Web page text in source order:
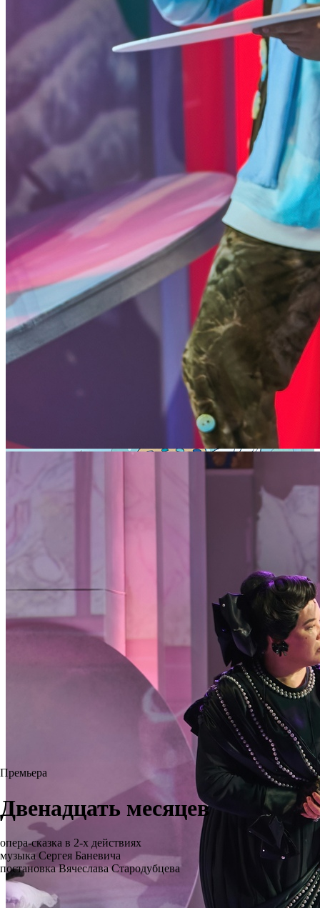
Премьера
Двенадцать месяцев
опера-сказка в 2-х действиях
музыка Сергея Баневича
постановка Вячеслава Стародубцева